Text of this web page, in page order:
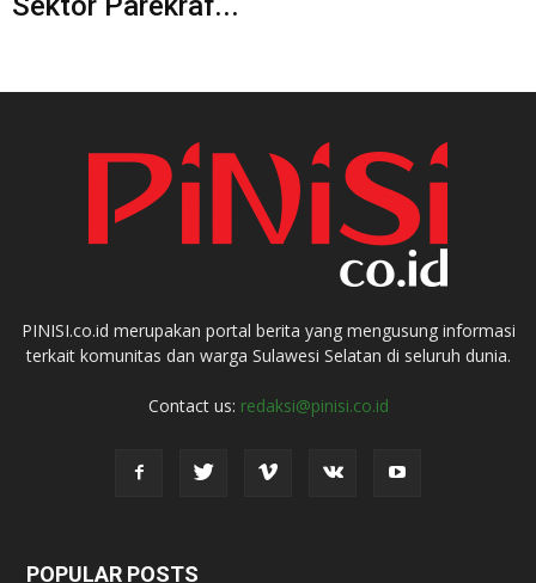
PINISI.co.id merupakan portal berita yang mengusung informasi
terkait komunitas dan warga Sulawesi Selatan di seluruh dunia.
Contact us: redaksi@pinisi.co.id
POPULAR POSTS